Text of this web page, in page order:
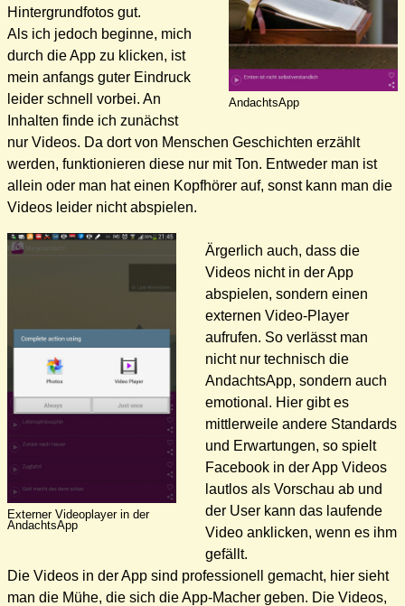
AndachtsApp
Hintergrundfotos gut.
Als ich jedoch beginne, mich
durch die App zu klicken, ist
mein anfangs guter Eindruck
leider schnell vorbei. An
Inhalten finde ich zunächst
nur Videos. Da dort von Menschen Geschichten erzählt
werden, funktionieren diese nur mit Ton. Entweder man ist
allein oder man hat einen Kopfhörer auf, sonst kann man die
Videos leider nicht abspielen.
Externer Videoplayer in der
AndachtsApp
Ärgerlich auch, dass die
Videos nicht in der App
abspielen, sondern einen
externen Video-Player
aufrufen. So verlässt man
nicht nur technisch die
AndachtsApp, sondern auch
emotional. Hier gibt es
mittlerweile andere Standards
und Erwartungen, so spielt
Facebook in der App Videos
lautlos als Vorschau ab und
der User kann das laufende
Video anklicken, wenn es ihm
gefällt.
Die Videos in der App sind professionell gemacht, hier sieht
man die Mühe, die sich die App-Macher geben. Die Videos,